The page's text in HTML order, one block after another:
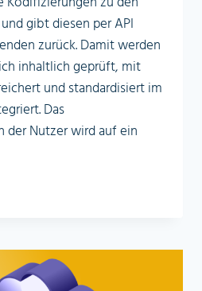
gibt diesen per API
zurück. Damit werden
inhaltlich geprüft, mit
und standardisiert im
Das
der Nutzer wird auf ein